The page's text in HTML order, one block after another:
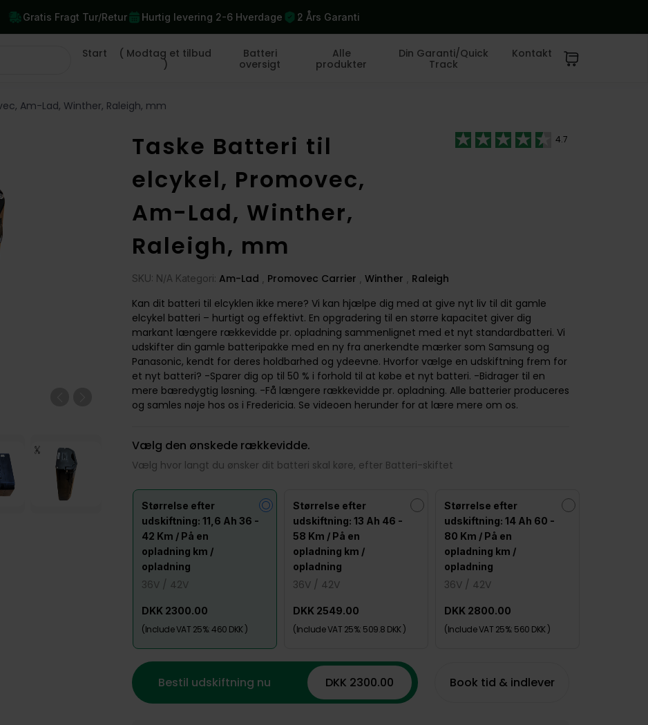
Gratis Fragt Tur/Retur Hurtig levering 2-6 Hverdage 2 Års Garanti
Start
( Modtag et tilbud
)
Batteri
oversigt
Alle
produkter
Din Garanti/Quick
Track
Kontakt
Am-Lad, Winther, Raleigh, mm
Taske Batteri til
elcykel, Promovec,
Am-Lad, Winther,
Raleigh, mm
4.7
SKU: N/A Kategori: Am-Lad Promovec Carrier Winther
Raleigh
Kan dit batteri til elcyklen ikke mere? Vi kan hjælpe dig med at give nyt liv til dit gamle
elcykel batteri – hurtigt og effektivt. En opgradering til en større kapacitet giver dig
markant længere rækkevidde pr. opladning sammenlignet med et nyt standardbatteri. Vi
udskifter din gamle batteripakke med en ny fra anerkendte mærker som Samsung og
Panasonic, kendt for deres holdbarhed og ydeevne. Hvorfor vælge en udskiftning frem for
et nyt batteri? -Sparer dig op til 50 % i forhold til at købe et nyt batteri. -Bidrager til en
mere bæredygtig løsning. -Få længere rækkevidde pr. opladning. Alle batterier produceres
og samles nøje hos os i Fredericia. Se videoen herunder for at lære mere om os.
Vælg den ønskede rækkevidde.
Vælg hvor langt du ønsker dit batteri skal køre, efter Batteri-skiftet
Størrelse efter
udskiftning: 11,6 Ah 36 -
42 Km / På en
opladning km /
opladning
36V / 42V
DKK 2300.00
(Include VAT 25%: 460 DKK )
Størrelse efter
udskiftning: 13 Ah 46 -
58 Km / På en
opladning km /
opladning
36V / 42V
DKK 2549.00
(Include VAT 25%: 509.8 DKK )
Størrelse efter
udskiftning: 14 Ah 60 -
80 Km / På en
opladning km /
opladning
36V / 42V
DKK 2800.00
(Include VAT 25%: 560 DKK )
Bestil udskiftning nu DKK 2300.00 Book tid & indlever